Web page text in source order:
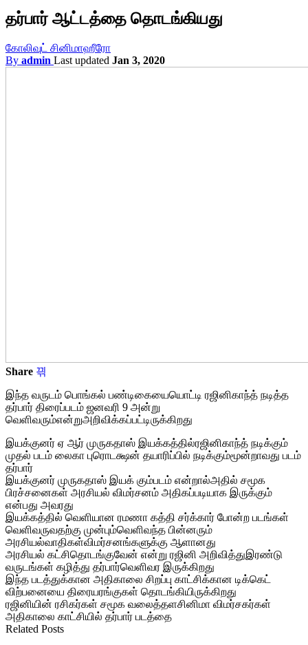
தர்பார் ஆட்டத்தை தொடங்கியது
கோலிவுட் சினிமாஹீரோ
By admin Last updated Jan 3, 2020
Share
இந்த வருடம் பொங்கல் பண்டிகையையொட்டி ரஜினிகாந்த் நடித்த
தர்பார் திரைப்படம் ஜனவரி 9 அன்று
வெளிவரும்என்றுஅறிவிக்கப்பட்டிருக்கிறது
இயக்குனர் ஏ ஆர் முருகதாஸ் இயக்கத்தில்ரஜினிகாந்த் நடிக்கும்
முதல் படம் லைகா புரொடக்ஷன் தயாரிப்பில் நடிக்கும்மூன்றாவது படம்
தர்பார்
இயக்குனர் முருகதாஸ் இயக் கும்படம் என்றால்அதில் சமூக
பிரச்சனைகள் அரசியல் விமர்சனம் அதிகப்படியாக இருக்கும்
என்பது அவரது
இயக்கத்தில் வெளியான ரமணா கத்தி சர்க்கார் போன்ற படங்கள்
வெளிவருவதற்கு முன்பும்வெளிவந்த பின்னரும்
அரசியல்வாதிகள்விமர்சனங்களுக்கு ஆளானது
அரசியல் கட்சிதொடங்குவேன் என்று ரஜினி அறிவித்துஇரண்டு
வருடங்கள் கழித்து தர்பார்வெளிவர இருக்கிறது
இந்த படத்துக்கான அதிகாலை சிறப்பு காட்சிக்கான டிக்கெட்
விற்பனையை திரையரங்குகள் தொடங்கியிருக்கிறது
ரஜினியின் ரசிகர்கள் சமூக வலைத்தளசினிமா விமர்சகர்கள்
அதிகாலை காட்சியில் தர்பார் படத்தை
Related Posts